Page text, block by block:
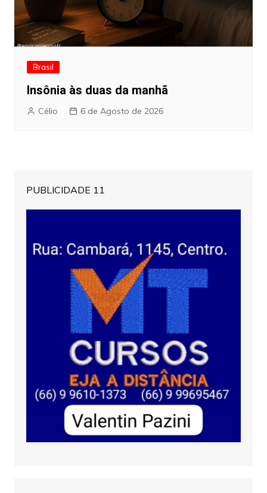
Brasil
Insônia às duas da manhã
Célio 6 de Agosto de 2026
PUBLICIDADE 11